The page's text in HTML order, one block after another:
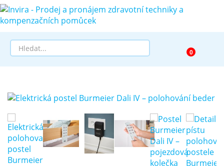
Půjčovna
Pomůcky dle zaměření
Pomůcky dle diagnózy